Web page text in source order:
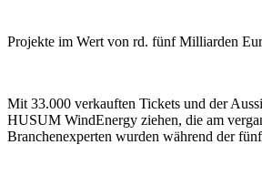
Projekte im Wert von rd. fünf Milliarden
Mit 33.000 verkauften Tickets und der
HUSUM WindEnergy ziehen, die am
Branchenexperten wurden während der